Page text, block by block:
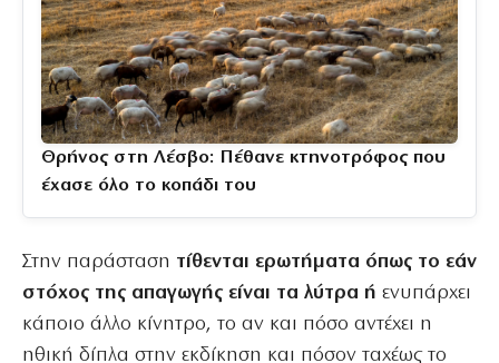
Θρήνος στη Λέσβο: Πέθανε κτηνοτρόφος που
έχασε όλο το κοπάδι του
Στην παράσταση τίθενται ερωτήματα όπως το εάν
στόχος της απαγωγής είναι τα λύτρα ή ενυπάρχει
κάποιο άλλο κίνητρο, το αν και πόσο αντέχει η
ηθική δίπλα στην εκδίκηση και πόσον ταχέως το